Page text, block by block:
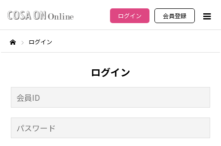
ログイン 会員登録
ログイン
ログイン